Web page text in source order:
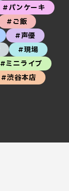
#パンケーキ
#ご飯
#声優
#現場
#ミニライブ
#渋谷本店